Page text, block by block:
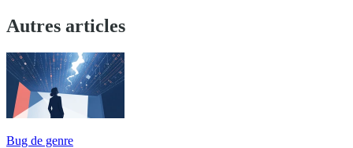
Autres articles
Bug de genre